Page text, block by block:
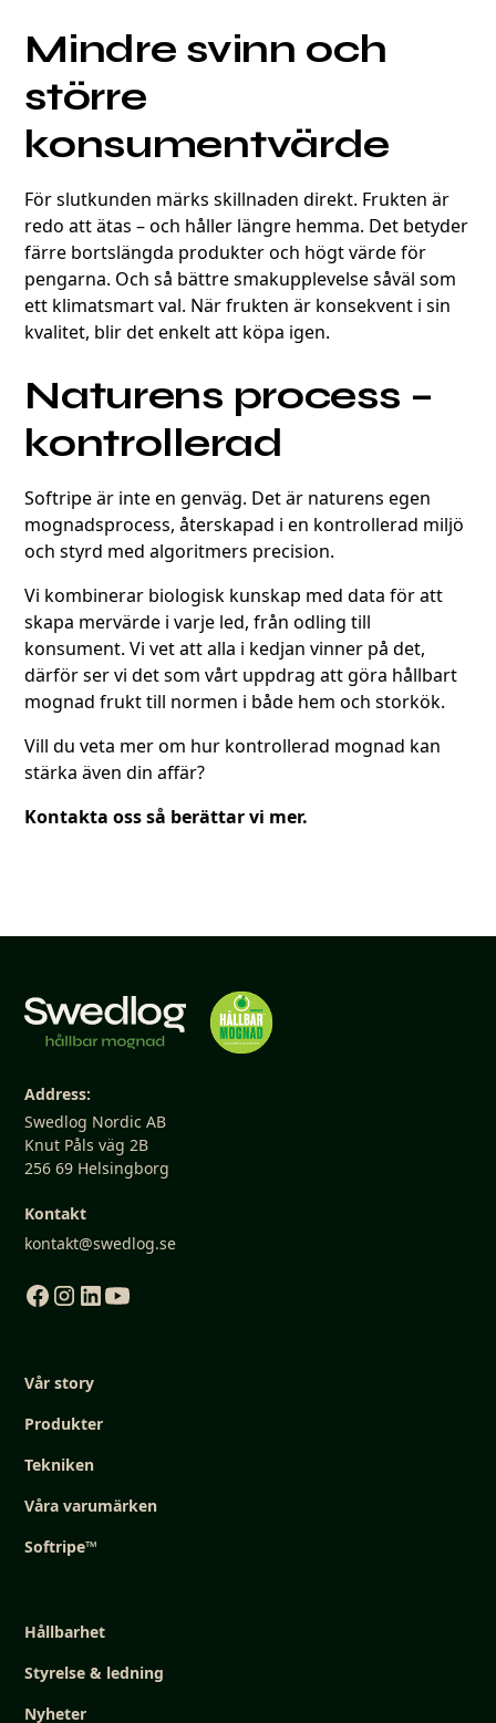
Mindre svinn och
större
konsumentvärde
För slutkunden märks skillnaden direkt. Frukten är
redo att ätas – och håller längre hemma. Det betyder
färre bortslängda produkter och högt värde för
pengarna. Och så bättre smakupplevelse såväl som
ett klimatsmart val. När frukten är konsekvent i sin
kvalitet, blir det enkelt att köpa igen.
Naturens process –
kontrollerad
Softripe är inte en genväg. Det är naturens egen
mognadsprocess, återskapad i en kontrollerad miljö
och styrd med algoritmers precision.
Vi kombinerar biologisk kunskap med data för att
skapa mervärde i varje led, från odling till
konsument. Vi vet att alla i kedjan vinner på det,
därför ser vi det som vårt uppdrag att göra hållbart
mognad frukt till normen i både hem och storkök.
Vill du veta mer om hur kontrollerad mognad kan
stärka även din affär?
Kontakta oss så berättar vi mer.
Address:
Swedlog Nordic AB
Knut Påls väg 2B
256 69 Helsingborg
Kontakt
kontakt@swedlog.se
Vår story
Produkter
Tekniken
Våra varumärken
Softripe™
Hållbarhet
Styrelse & ledning
Nyheter